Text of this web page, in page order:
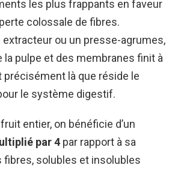
les plus frappants en faveur
colossale de fibres.
extracteur ou un presse-agrumes,
la pulpe et des membranes finit à
précisément là que réside le
le système digestif.
entier, on bénéficie d’un
par 4 par rapport à sa
fibres, solubles et insolubles